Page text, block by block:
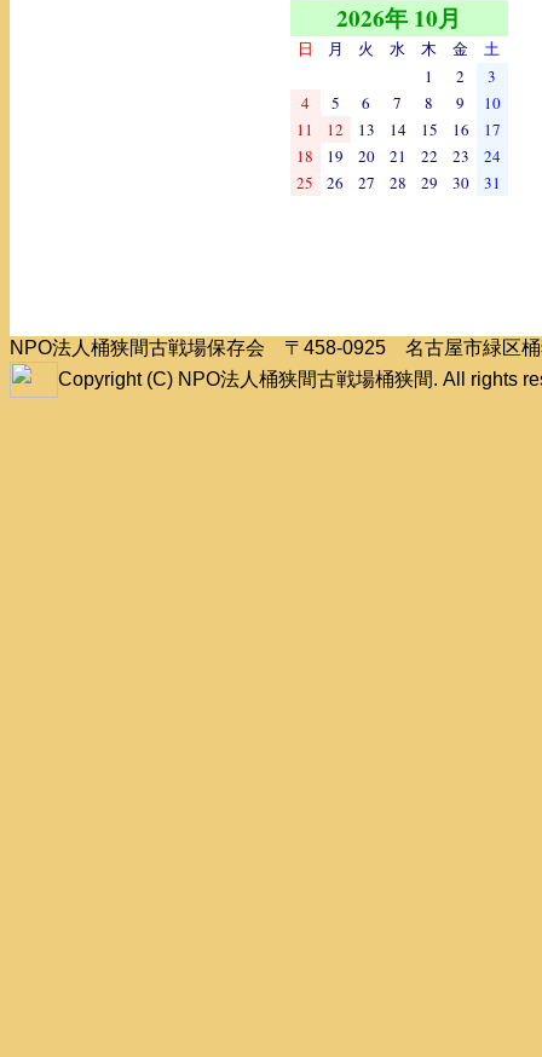
2026年 10月
日 月 火 水 木 金
土
1
2
3
4
5 6 7 8 9
10
11
12 13 14 15 16
17
18
19 20 21 22 23
24
25
26 27 28 29 30 31
NPO法人桶狭間古戦場保存会 〒458-0925 名古屋市緑区
Copyright (C) NPO法人桶狭間古戦場桶狭間. All rights